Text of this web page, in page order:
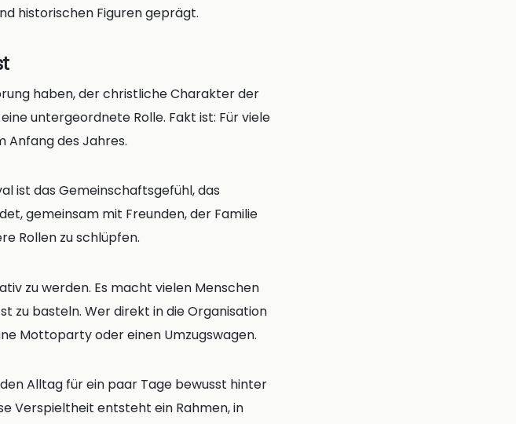
historischen Figuren geprägt.
haben, der christliche Charakter der
untergeordnete Rolle. Fakt ist: Für viele
Anfang des Jahres.
ist das Gemeinschaftsgefühl, das
gemeinsam mit Freunden, der Familie
Rollen zu schlüpfen.
zu werden. Es macht vielen Menschen
zu basteln. Wer direkt in die Organisation
Mottoparty oder einen Umzugswagen.
Alltag für ein paar Tage bewusst hinter
Verspieltheit entsteht ein Rahmen, in